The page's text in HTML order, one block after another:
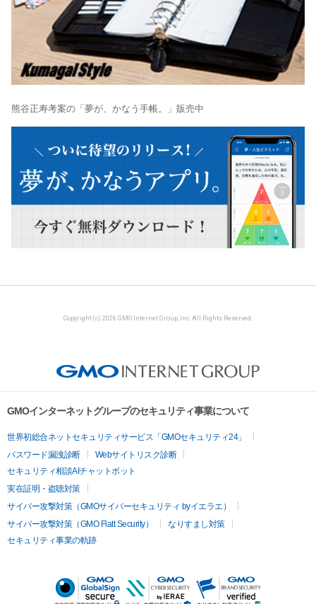
熊谷正寿考案の「夢が、かなう手帳。」販売中
Copyright (c) 2026 GMO Internet Group, Inc. All Rights Reserved.
GMOインターネットグループのセキュリティ事業について
世界初総合ネットセキュリティサービス「GMOセキュリティ24」
パスワード漏洩診断
Webサイトリスク診断
セキュリティ相談AIチャットボット
実在証明・盗聴対策
サイバー攻撃対策（GMOサイバーセキュリティ byイエラエ）
サイバー攻撃対策（GMO Flatt Security）
なりすまし対策
セキュリティ事業の軌跡